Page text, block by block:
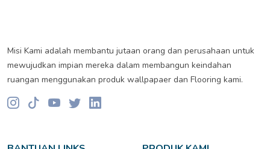
Misi Kami adalah membantu jutaan orang dan perusahaan untuk
mewujudkan impian mereka dalam membangun keindahan
ruangan menggunakan produk wallpapaer dan Flooring kami.